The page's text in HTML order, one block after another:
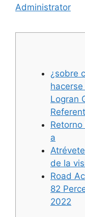
Administrator
¿sobre
Logran
a
de la
Road
82
2022